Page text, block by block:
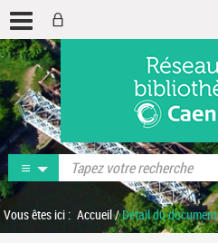
Vous êtes ici : Accueil/Détail du document